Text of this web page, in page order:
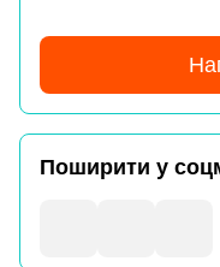
Поширити у